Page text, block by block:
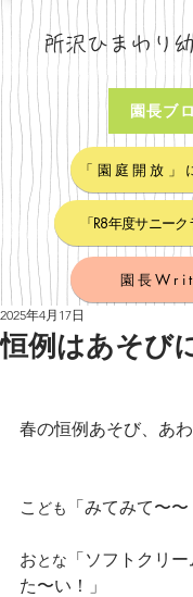
所沢ひまわり
園長ブ
「園庭開放」
「R8年度サニーク
園長
恒例はあそび
2025年4月17日
春の恒例あそび、あ
こ ども 「みてみて〜〜
おとな 「ソフトクリ
た〜い！」